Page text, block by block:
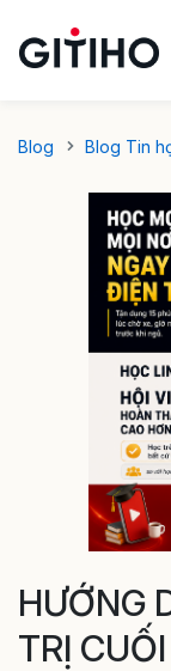
Blog Blog Tin
HƯỚNG
TRỊ